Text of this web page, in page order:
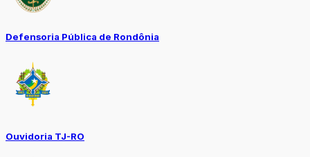
Defensoria Pública de Rondônia
Ouvidoria TJ-RO